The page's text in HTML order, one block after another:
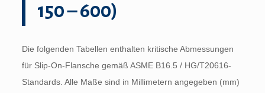
150 – 600)
Die folgenden Tabellen enthalten kritische Abmessungen
für Slip-On-Flansche gemäß ASME B16.5 / HG/T20616-
Standards. Alle Maße sind in Millimetern angegeben (mm)